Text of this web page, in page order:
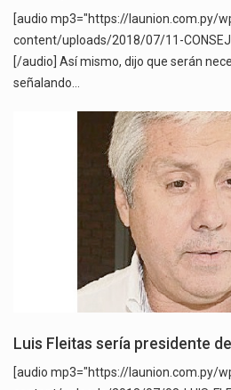
[audio mp3="https://launion.com.py/
content/uploads/2018/07/11-
[/audio] Así mismo, dijo que serán
señalando…
Luis Fleitas sería presidente
[audio mp3="https://launion.com.py/